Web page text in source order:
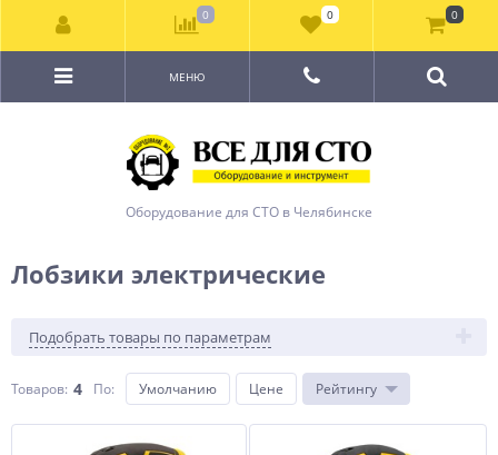
Оборудование для СТО в Челябинске
МЕНЮ
Лобзики электрические
Подобрать товары по параметрам
Товаров: 4 По: Умолчанию Цене Рейтингу
0 0 0